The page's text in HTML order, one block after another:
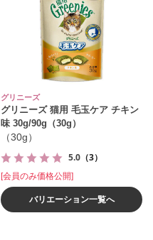
グリニーズ
グリニーズ 猫用 毛玉ケア チキン
味 30g/90g（30g）
（30g）
5.0 （3）
[会員のみ価格公開]
バリエーション一覧へ